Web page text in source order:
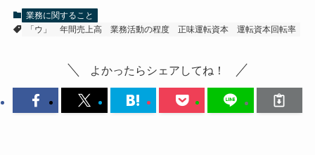
業務に関すること
「ウ」
年間売上高 業務活動の程度 正味運転資本 運転資本回転率
よかったらシェアしてね！